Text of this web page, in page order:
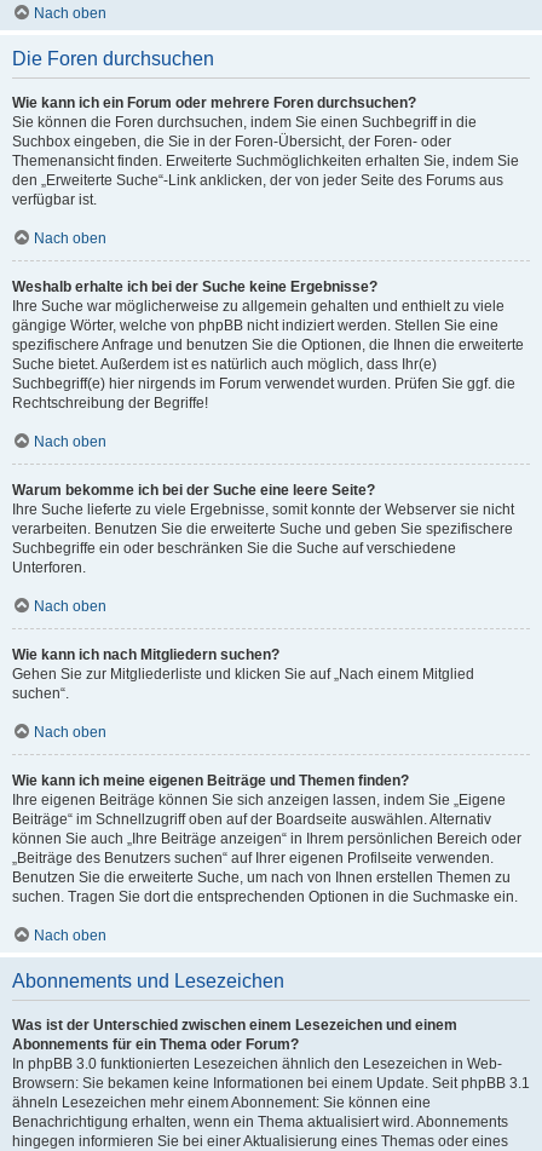
Nach oben
Die Foren durchsuchen
Wie kann ich ein Forum oder mehrere Foren durchsuchen?
Sie können die Foren durchsuchen, indem Sie einen Suchbegriff in die
Suchbox eingeben, die Sie in der Foren-Übersicht, der Foren- oder
Themenansicht finden. Erweiterte Suchmöglichkeiten erhalten Sie, indem Sie
den „Erweiterte Suche“-Link anklicken, der von jeder Seite des Forums aus
verfügbar ist.
Nach oben
Weshalb erhalte ich bei der Suche keine Ergebnisse?
Ihre Suche war möglicherweise zu allgemein gehalten und enthielt zu viele
gängige Wörter, welche von phpBB nicht indiziert werden. Stellen Sie eine
spezifischere Anfrage und benutzen Sie die Optionen, die Ihnen die erweiterte
Suche bietet. Außerdem ist es natürlich auch möglich, dass Ihr(e)
Suchbegriff(e) hier nirgends im Forum verwendet wurden. Prüfen Sie ggf. die
Rechtschreibung der Begriffe!
Nach oben
Warum bekomme ich bei der Suche eine leere Seite?
Ihre Suche lieferte zu viele Ergebnisse, somit konnte der Webserver sie nicht
verarbeiten. Benutzen Sie die erweiterte Suche und geben Sie spezifischere
Suchbegriffe ein oder beschränken Sie die Suche auf verschiedene
Unterforen.
Nach oben
Wie kann ich nach Mitgliedern suchen?
Gehen Sie zur Mitgliederliste und klicken Sie auf „Nach einem Mitglied
suchen“.
Nach oben
Wie kann ich meine eigenen Beiträge und Themen finden?
Ihre eigenen Beiträge können Sie sich anzeigen lassen, indem Sie „Eigene
Beiträge“ im Schnellzugriff oben auf der Boardseite auswählen. Alternativ
können Sie auch „Ihre Beiträge anzeigen“ in Ihrem persönlichen Bereich oder
„Beiträge des Benutzers suchen“ auf Ihrer eigenen Profilseite verwenden.
Benutzen Sie die erweiterte Suche, um nach von Ihnen erstellen Themen zu
suchen. Tragen Sie dort die entsprechenden Optionen in die Suchmaske ein.
Nach oben
Abonnements und Lesezeichen
Was ist der Unterschied zwischen einem Lesezeichen und einem
Abonnements für ein Thema oder Forum?
In phpBB 3.0 funktionierten Lesezeichen ähnlich den Lesezeichen in Web-
Browsern: Sie bekamen keine Informationen bei einem Update. Seit phpBB 3.1
ähneln Lesezeichen mehr einem Abonnement: Sie können eine
Benachrichtigung erhalten, wenn ein Thema aktualisiert wird. Abonnements
hingegen informieren Sie bei einer Aktualisierung eines Themas oder eines